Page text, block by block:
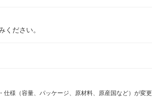
ください。
様（容量、パッケージ、原材料、原産国など）が変更